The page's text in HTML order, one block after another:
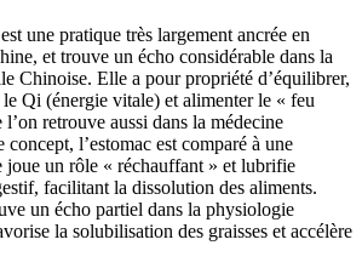
une pratique très largement ancrée en
et trouve un écho considérable dans la
Chinoise. Elle a pour propriété d’équilibrer,
Qi (énergie vitale) et alimenter le « feu
retrouve aussi dans la médecine
l’estomac est comparé à une
joue un rôle « réchauffant » et lubrifie
facilitant la dissolution des aliments.
un écho partiel dans la physiologie
la solubilisation des graisses et accélère